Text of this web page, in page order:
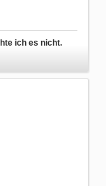
ich es nicht.